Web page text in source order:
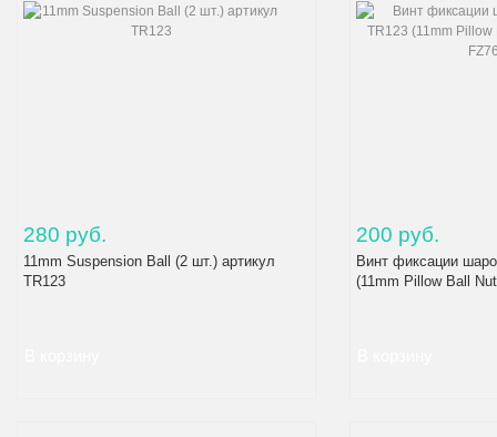
280 руб.
11mm Suspension Ball (2 шт.) артикул
TR123
200 руб.
Винт фиксации
(11mm Pillow Ball